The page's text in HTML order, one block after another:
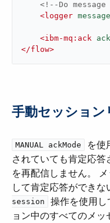
<!--Do
<logger message
<ibm-mq:ack
</flow>
手動セッション
MANUAL ackMode
を
されていても肯定応
を再配信しません。
して肯定応答ができな
session
操作を使用
ョン中のすべてのメ